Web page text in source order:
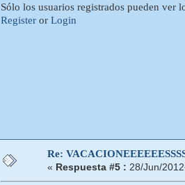
Sólo los usuarios registrados pueden ver
Register or Login
Re:
« Respuesta #5 : 28/Jun/